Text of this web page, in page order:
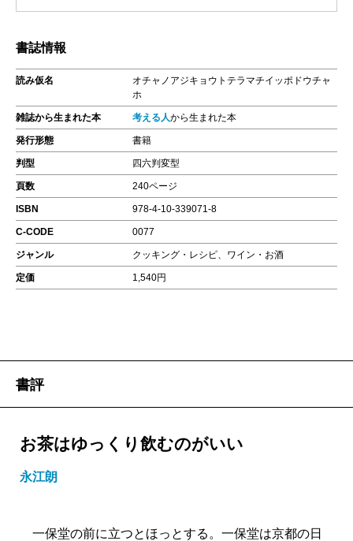
書誌情報
読み仮名
オチャノアジキョウトテラマチイッポドウチャ
ホ
雑誌から生まれた本 考える人から生まれた本
発行形態 書籍
判型 四六判変型
頁数 240ページ
ISBN 978-4-10-339071-8
C-CODE 0077
ジャンル クッキング・レシピ、ワイン・お酒
定価 1,540円
書評
お茶はゆっくり飲むのがいい
永江朗
一保堂の前に立つとほっとする。一保堂は京都の日